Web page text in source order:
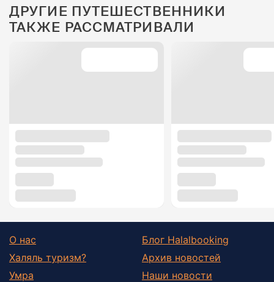
ДРУГИЕ ПУТЕШЕСТВЕННИКИ
ТАКЖЕ РАССМАТРИВАЛИ
О нас
Халяль туризм?
Умра
Блог Halalbooking
Архив новостей
Наши новости